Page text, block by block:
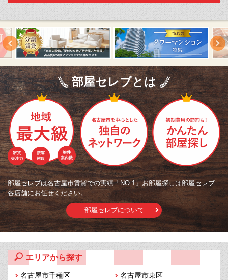
部屋セレブとは
部屋セレブは名古屋市賃貸での実績「NO.1」お部屋探しは部屋セレブ
各店舗にお任せください。
部屋セレブについて
エリアから探す
名古屋市千種区
名古屋市東区